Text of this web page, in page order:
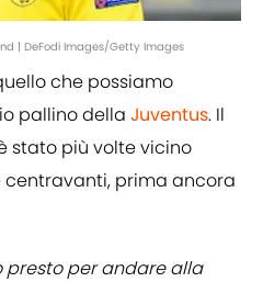
| DeFodi Images/Getty Images
che possiamo
pallino della Juventus. Il
stato più volte vicino
prima ancora
presto per andare alla